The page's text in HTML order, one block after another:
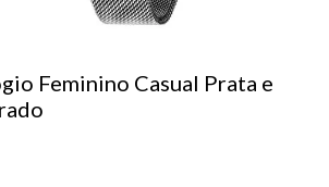
Feminino Casual Prata e